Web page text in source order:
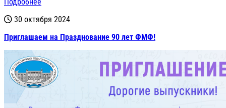
30 октября 2024
Приглашаем на Празднование 90 лет ФМФ!